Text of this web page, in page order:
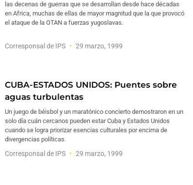
las decenas de guerras que se desarrollan desde hace décadas
en Africa, muchas de ellas de mayor magnitud que la que provocó
el ataque de la OTAN a fuerzas yugoslavas.
Corresponsal de IPS 29 marzo, 1999
CUBA-ESTADOS UNIDOS: Puentes sobre
aguas turbulentas
Un juego de béisbol y un maratónico concierto demostraron en un
solo día cuán cercanos pueden estar Cuba y Estados Unidos
cuando se logra priorizar esencias culturales por encima de
divergencias políticas.
Corresponsal de IPS 29 marzo, 1999